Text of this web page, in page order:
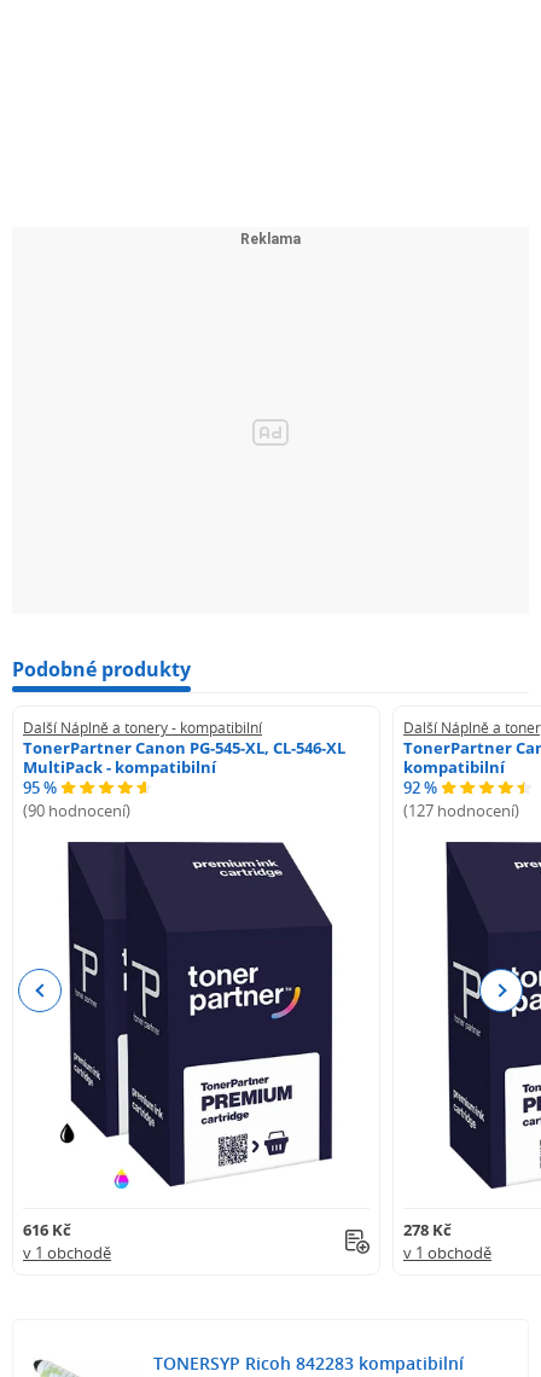
Podobné produkty
Další Náplně a tonery - kompatibilní
TonerPartner Canon PG-545-XL, CL-546-XL
MultiPack - kompatibilní
95 %
(90 hodnocení)
616 Kč
v 1 obchodě
Další Náplně a
TonerPartner
kompatibilní
92 %
(127 hodnocení)
278 Kč
v 1 obchodě
Previous Next
TONERSYP Ricoh 842283 kompatibilní